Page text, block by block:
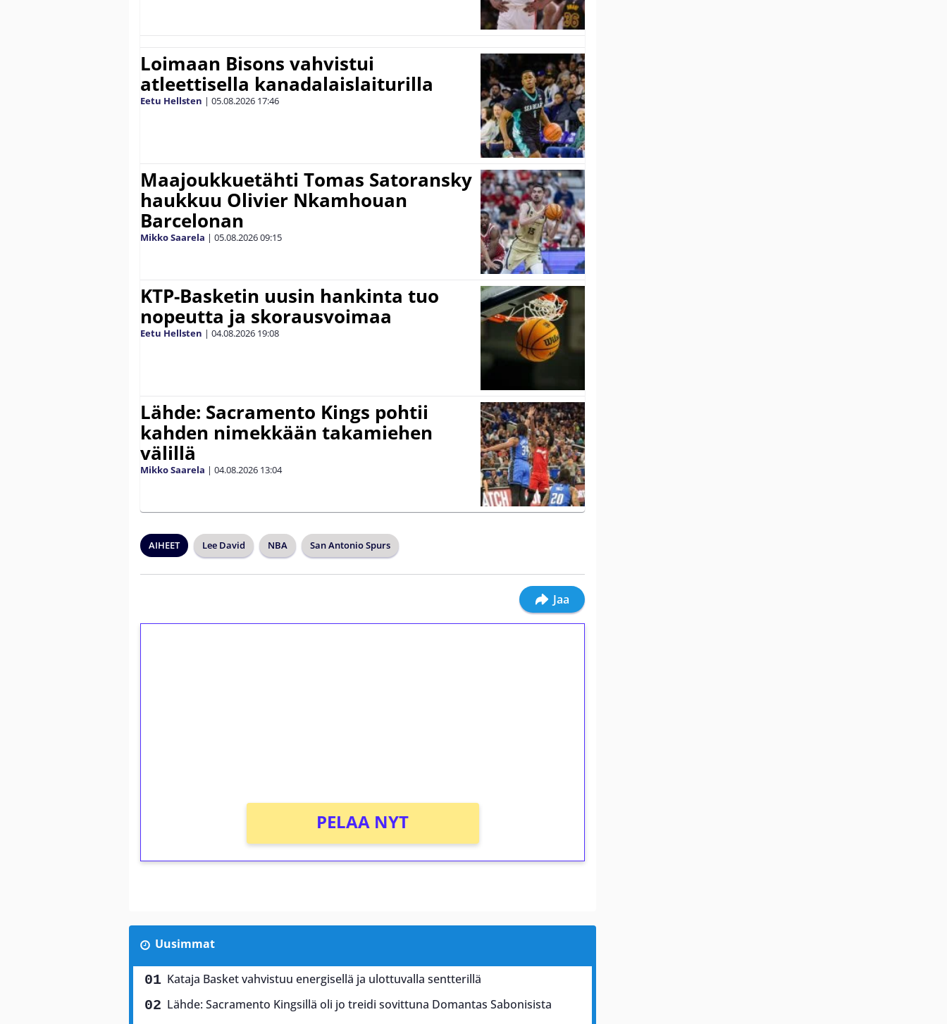
Loimaan Bisons vahvistui
atleettisella kanadalaislaiturilla
Eetu Hellsten | 05.08.2026 17:46
Maajoukkuetähti Tomas Satoransky
haukkuu Olivier Nkamhouan
Barcelonan
Mikko Saarela | 05.08.202609:15
KTP-Basketin uusin hankinta tuo
nopeutta ja skorausvoimaa
Eetu Hellsten | 04.08.2026 19:08
Lähde: Sacramento Kings pohtii
kahden nimekkään takamiehen
välillä
Mikko Saarela | 04.08.2026 13:04
AIHEET Lee David NBA San Antonio Spurs
Jaa
PELAA NYT
Uusimmat
Kataja Basket vahvistuu energisellä ja ulottuvalla sentterillä
Lähde: Sacramento Kingsillä oli jo treidi sovittuna Domantas Sabonisista